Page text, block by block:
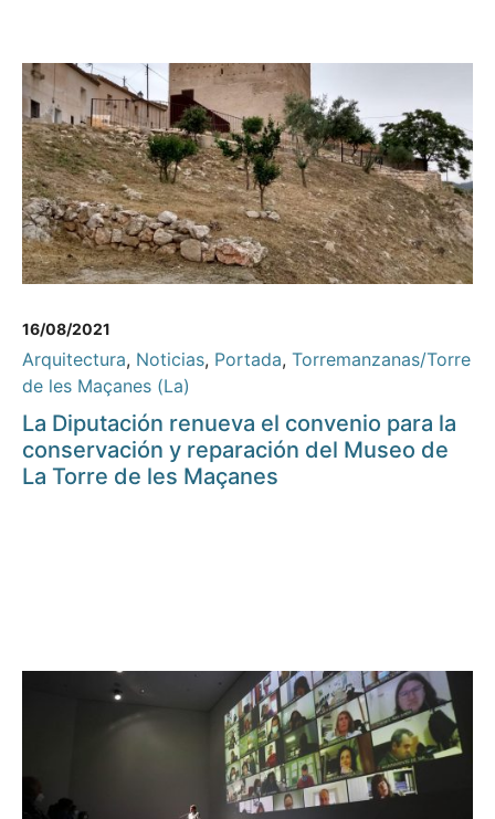
16/08/2021
Arquitectura, Noticias, Portada, Torremanzanas/Torre
de les Maçanes (La)
La Diputación renueva el convenio para la
conservación y reparación del Museo de
La Torre de les Maçanes